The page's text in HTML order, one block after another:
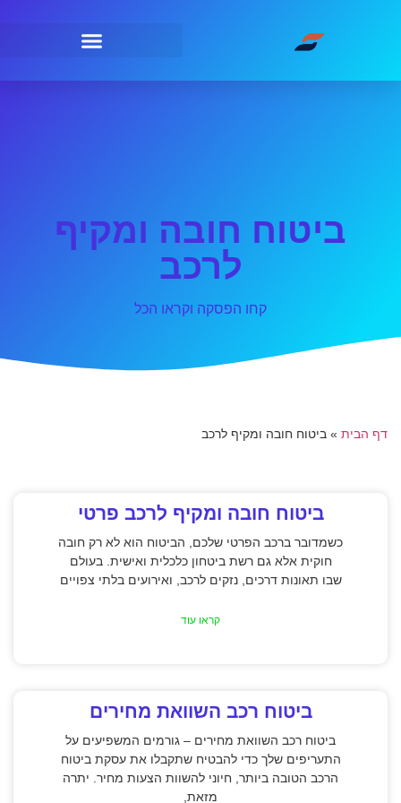
ביטוח חובה ומקיף
לרכב
קחו הפסקה וקראו הכל
דף הבית » ביטוח חובה ומקיף לרכב
ביטוח חובה ומקיף לרכב פרטי
כשמדובר ברכב הפרטי שלכם, הביטוח הוא לא רק חובה
חוקית אלא גם רשת ביטחון כלכלית ואישית. בעולם
שבו תאונות דרכים, נזקים לרכב, ואירועים בלתי צפויים
קראו עוד
ביטוח רכב השוואת מחירים
ביטוח רכב השוואת מחירים – גורמים המשפיעים על
התעריפים שלך כדי להבטיח שתקבלו את עסקת ביטוח
הרכב הטובה ביותר, חיוני להשוות הצעות מחיר. יתרה
מזאת,